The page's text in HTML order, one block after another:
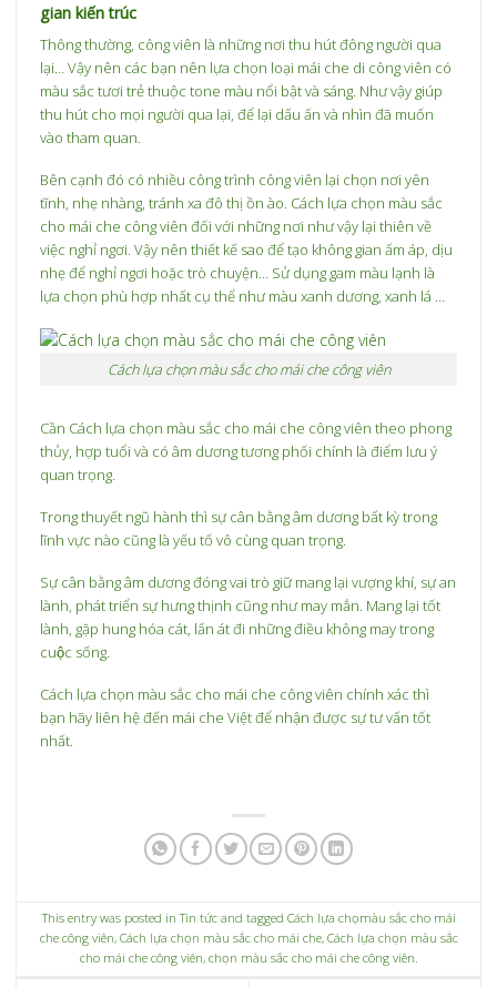
gian kiến trúc
Thông thường, công viên là những nơi thu hút đông người qua
lại… Vậy nên các bạn nên lựa chọn loại mái che di công viên có
màu sắc tươi trẻ thuộc tone màu nổi bật và sáng. Như vậy giúp
thu hút cho mọi người qua lại, để lại dấu ấn và nhìn đã muốn
vào tham quan.
Bên cạnh đó có nhiều công trình công viên lại chọn nơi yên
tĩnh, nhẹ nhàng, tránh xa đô thị ồn ào. Cách lựa chọn màu sắc
cho mái che công viên đối với những nơi như vậy lại thiên về
việc nghỉ ngơi. Vậy nên thiết kế sao để tạo không gian ấm áp, dịu
nhẹ để nghỉ ngơi hoặc trò chuyện… Sử dụng gam màu lạnh là
lựa chọn phù hợp nhất cụ thể như màu xanh dương, xanh lá …
Cách lựa chọn màu sắc cho mái che công viên
Cần Cách lựa chọn màu sắc cho mái che công viên theo phong
thủy, hợp tuổi và có âm dương tương phối chính là điểm lưu ý
quan trọng.
Trong thuyết ngũ hành thì sự cân bằng âm dương bất kỳ trong
lĩnh vực nào cũng là yếu tố vô cùng quan trọng.
Sự cân bằng âm dương đóng vai trò giữ mang lại vượng khí, sự an
lành, phát triển sự hưng thịnh cũng như may mắn. Mang lại tốt
lành, gặp hung hóa cát, lấn át đi những điều không may trong
cuộc sống.
Cách lựa chọn màu sắc cho mái che công viên chính xác thì
bạn hãy liên hệ đến mái che Việt để nhận được sự tư vấn tốt
nhất.
This entry was posted inTin tứcand tagged Cách lựa chọmàu sắc cho mái
che công viên, Cách lựa chọn màu sắc cho mái che, Cách lựa chọn màu sắc
cho mái che công viên, chọn màu sắc cho mái che công viên.